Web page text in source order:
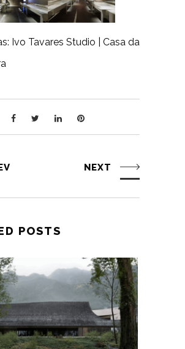
Ivo Tavares Studio | Casa da
NEXT
POSTS